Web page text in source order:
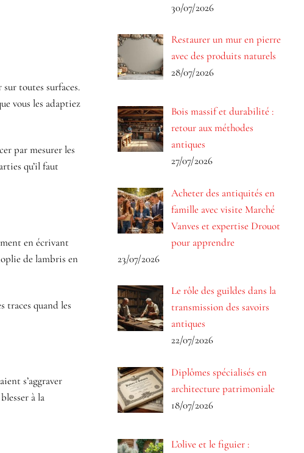
toutes surfaces.
vous les adaptiez
par mesurer les
qu’il faut
en écrivant
de lambris en
traces quand les
s’aggraver
à la
30/07/2026
Restaurer un mur en pierre
avec des produits naturels
28/07/2026
Bois massif et durabilité :
retour aux méthodes
antiques
27/07/2026
Acheter des antiquités en
famille avec visite Marché
Vanves et expertise Drouot
pour apprendre
23/07/2026
Le rôle des guildes dans la
transmission des savoirs
antiques
22/07/2026
Diplômes spécialisés en
architecture patrimoniale
18/07/2026
L’olive et le figuier :